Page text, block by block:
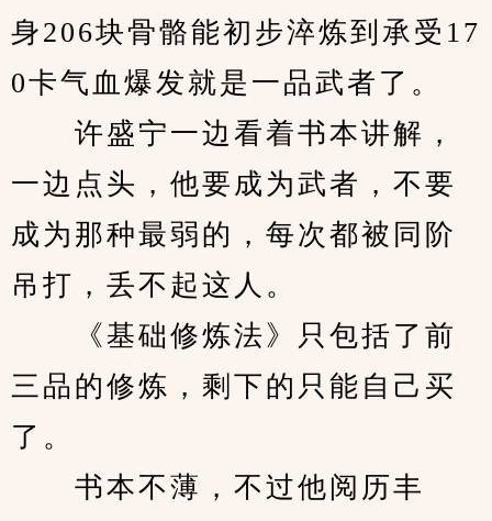
身206块骨骼能初步淬炼到承受17
0卡气血爆发就是一品武者了。
许盛宁一边看着书本讲解，
一边点头，他要成为武者，不要
成为那种最弱的，每次都被同阶
吊打，丢不起这人。
《基础修炼法》只包括了前
三品的修炼，剩下的只能自己买
了。
书本不薄，不过他阅历丰